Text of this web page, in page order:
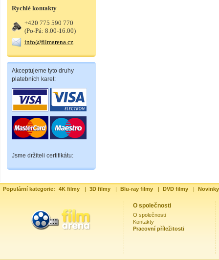
Rychlé kontakty
+420 775 590 770
(Po-Pá: 8.00-16.00)
info@filmarena.cz
Akceptujeme tyto druhy
platebních karet:
Jsme držiteli certifikátu:
Populární kategorie: 4K filmy | 3D filmy | Blu-ray filmy | DVD filmy |
O společnosti
O společnosti
Kontakty
Pracovní příležitosti